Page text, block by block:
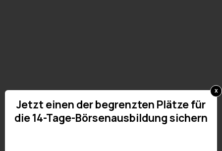
Jetzt einen der begrenzten Plätze für
die 14-Tage-Börsenausbildung sichern
x